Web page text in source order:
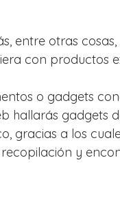
entre otras
con productos
o gadgets
hallarás
gracias a los
y